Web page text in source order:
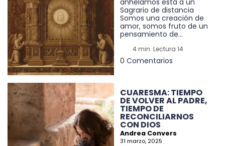
anhelamos está a un
Sagrario de distancia
Somos una creación de
amor, somos fruto de un
pensamiento de...
4 min. Lectura 14
0 Comentarios
CUARESMA: TIEMPO
DE VOLVER AL PADRE,
TIEMPO DE
RECONCILIARNOS
CON DIOS
Andrea Convers
31 marzo, 2025